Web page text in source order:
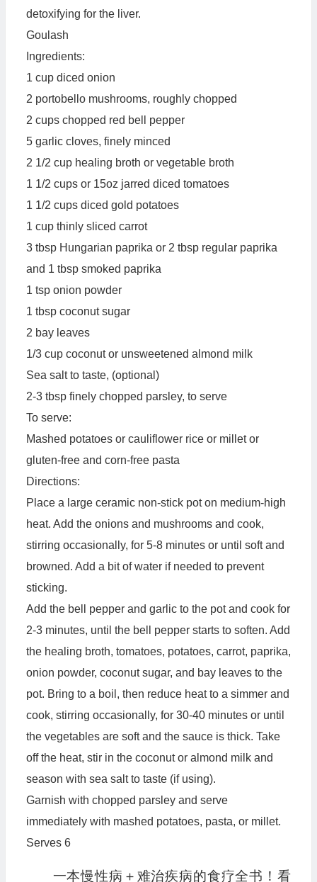
detoxifying for the liver.
Goulash
Ingredients:
1 cup diced onion
2 portobello mushrooms, roughly chopped
2 cups chopped red bell pepper
5 garlic cloves, finely minced
2 1/2 cup healing broth or vegetable broth
1 1/2 cups or 15oz jarred diced tomatoes
1 1/2 cups diced gold potatoes
1 cup thinly sliced carrot
3 tbsp Hungarian paprika or 2 tbsp regular paprika
and 1 tbsp smoked paprika
1 tsp onion powder
1 tbsp coconut sugar
2 bay leaves
1/3 cup coconut or unsweetened almond milk
Sea salt to taste, (optional)
2-3 tbsp finely chopped parsley, to serve
To serve:
Mashed potatoes or cauliflower rice or millet or
gluten-free and corn-free pasta
Directions:
Place a large ceramic non-stick pot on medium-high
heat. Add the onions and mushrooms and cook,
stirring occasionally, for 5-8 minutes or until soft and
browned. Add a bit of water if needed to prevent
sticking.
Add the bell pepper and garlic to the pot and cook for
2-3 minutes, until the bell pepper starts to soften. Add
the healing broth, tomatoes, potatoes, carrot, paprika,
onion powder, coconut sugar, and bay leaves to the
pot. Bring to a boil, then reduce heat to a simmer and
cook, stirring occasionally, for 30-40 minutes or until
the vegetables are soft and the sauce is thick. Take
off the heat, stir in the coconut or almond milk and
season with sea salt to taste (if using).
Garnish with chopped parsley and serve
immediately with mashed potatoes, pasta, or millet.
Serves 6
一本慢性病＋难治疾病的食疗全书！看